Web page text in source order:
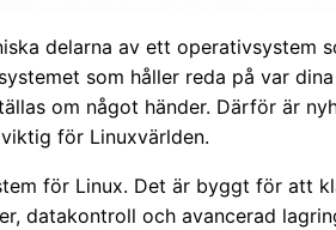
delarna av ett operativsystem
som håller reda på var
om något händer. Därför är
för Linuxvärlden.
för Linux. Det är byggt för att
datakontroll och avancerad